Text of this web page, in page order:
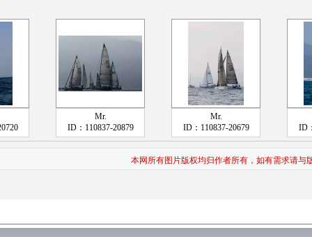
Mr.
ID：110837-20879
Mr.
ID：110837-20679
ID
本网所有图片版权均归作者所有，如有需求请与